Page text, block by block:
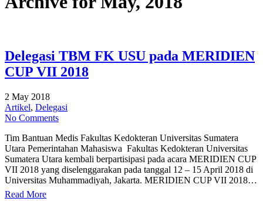
Delegasi TBM FK USU pada MERIDIEN
CUP VII 2018
2 May 2018
Artikel, Delegasi
No Comments
Tim Bantuan Medis Fakultas Kedokteran Universitas Sumatera
Utara Pemerintahan Mahasiswa Fakultas Kedokteran Universitas
Sumatera Utara kembali berpartisipasi pada acara MERIDIEN CUP
VII 2018 yang diselenggarakan pada tanggal 12 – 15 April 2018 di
Universitas Muhammadiyah, Jakarta. MERIDIEN CUP VII 2018…
Read More